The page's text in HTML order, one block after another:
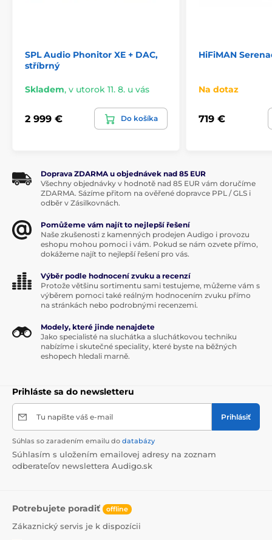
Plná podpora softvéru
ekvalizéra (PEQ).
Vaša nová zvuková karta
Napájanie DX1 IIprebieha priamo cez dátový USB-C
kábel – prístroj teda nevyžaduje ďalšie napájacie
káble ani adaptéry.
+ 11, MAC, Linux, Android, iOS, PS5, Switch
kompaktný HiRes D/A prevodník a slúchadlový
zosilňovač v jednom
výstupy Jack 3.5 / 4.4 mm, linkový Cinch, Optický
podporované vzorkovanie 768 kHz / 32 bit, DSD512
SPL Audio Phonitor XE + DAC,
stříbrný
Skladem, v utorok 11. 8. u vás
2 999 € Do košíka
HiFiMAN
Na dotaz
719 €
Doprava ZDARMA u objednávek nad 85 EUR
Všechny objednávky v hodnotě nad 85 EUR vám doručíme
ZDARMA. Sázíme přitom na ověřené dopravce PPL / GLS i
odběr v Zásilkovnách.
Pomůžeme vám najít to nejlepší řešení
Naše zkušenosti z kamenných prodejen Audigo i provozu
eshopu mohou pomoci i vám. Pokud se nám ozvete přímo,
dokážeme najít to nejlepší řešení pro vás.
Výběr podle hodnocení zvuku a recenzí
Protože většinu sortimentu sami testujeme, můžeme vám s
výběrem pomoci také reálným hodnocením zvuku přímo
na stránkách nebo podrobnými recenzemi.
Modely, které jinde nenajdete
Jako specialisté na sluchátka a sluchátkovou techniku
nabízíme i skutečné speciality, které byste na běžných
eshopech hledali marně.
Prihláste sa do newsletteru
Tu napíšte váš e-mail Prihlásiť
Súhlas so zaradením emailu do databázy
Súhlasím s uložením emailovej adresy na zoznam
odberateľov newslettera Audigo.sk
Potrebujete poradiť offline
Zákaznický servis je k dispozícii